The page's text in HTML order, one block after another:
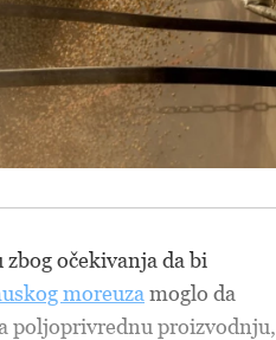
očekivanja da bi
moreuza moglo da
poljoprivrednu proizvodnju,